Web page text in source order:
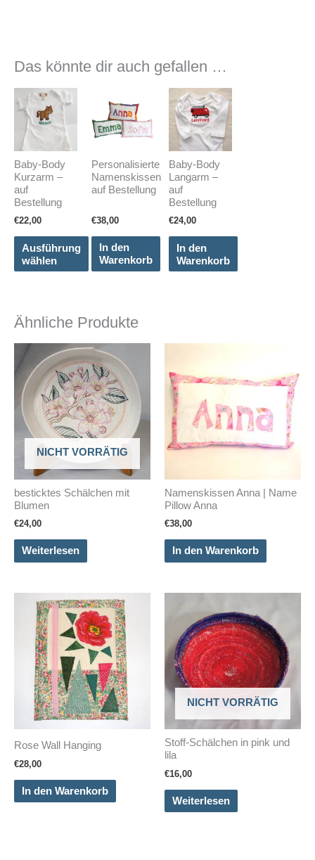
Das könnte dir auch gefallen …
Baby-Body
Kurzarm –
auf
Bestellung
€22,00
Ausführung
wählen
weist
mehrere
Varianten
auf.
Die
Optionen
können
Produktseite
gewählt
werden
Personalisierte
Namenskissen
auf Bestellung
€38,00
In den
Warenkorb
Baby-Body
Langarm –
auf
Bestellung
€24,00
In den
Warenkorb
Ähnliche Produkte
NICHT VORRÄTIG
besticktes Schälchen mit
Blumen
€24,00
Weiterlesen
Namenskissen Anna | Name
Pillow Anna
€38,00
In den Warenkorb
Rose Wall Hanging
€28,00
In den Warenkorb
NICHT VORRÄTIG
Stoff-Schälchen in pink und
lila
€16,00
Weiterlesen